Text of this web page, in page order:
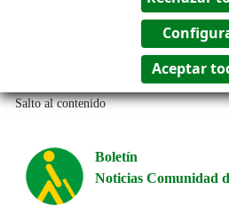
Salto al contenido
Boletín
Noticias Comunidad